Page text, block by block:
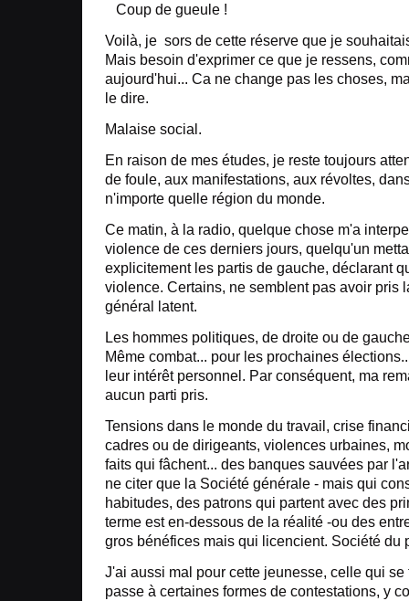
Coup de gueule !
Voilà, je sors de cette réserve que je
Mais besoin d'exprimer ce que je ressens,
aujourd'hui... Ca ne change pas les choses,
le dire.
Malaise social.
En raison de mes études, je reste toujours
de foule, aux manifestations, aux révoltes,
n'importe quelle région du monde.
Ce matin, à la radio, quelque chose m'a
violence de ces derniers jours, quelqu'un
explicitement les partis de gauche, déclarant
violence. Certains, ne semblent pas avoir pris
général latent.
Les hommes politiques, de droite ou de
Même combat... pour les prochaines
leur intérêt personnel. Par conséquent, ma
aucun parti pris.
Tensions dans le monde du travail, crise
cadres ou de dirigeants, violences urbaines,
faits qui fâchent... des banques sauvées par
ne citer que la Société générale - mais qui
habitudes, des patrons qui partent avec des
terme est en-dessous de la réalité -ou des
gros bénéfices mais qui licencient. Société du
J'ai aussi mal pour cette jeunesse, celle qui
passe à certaines formes de contestations, y